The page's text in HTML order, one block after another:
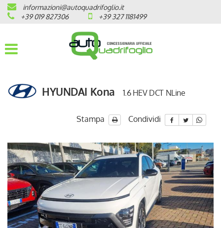
HOME
AZIENDA
OPEL
PRONTA CONSEGNA / KM 0
VEICOLI CON ECOBONUS
AUTO USATE
informazioni@autoquadrifoglio.it
+39 019 827306
+39 327 1181499
HYUNDAI Kona 1.6 HEV DCT NLine
Stampa Condividi